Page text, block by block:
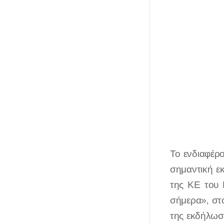
Το
σημαντική
της ΚΕ του
σήμερα»,
της